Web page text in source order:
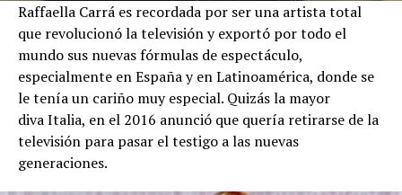
Raffaella Carrá es recordada por ser una artista total
que revolucionó la televisión y exportó por todo el
mundo sus nuevas fórmulas de espectáculo,
especialmente en España y en Latinoamérica, donde se
le tenía un cariño muy especial. Quizás la mayor
diva Italia, en el 2016 anunció que quería retirarse de la
televisión para pasar el testigo a las nuevas
generaciones.